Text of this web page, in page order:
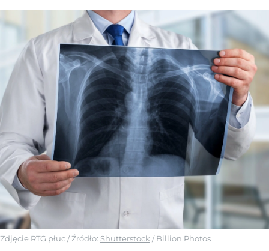
Zdjęcie RTG płuc/ Źródło: Shutterstock /Billion Photos